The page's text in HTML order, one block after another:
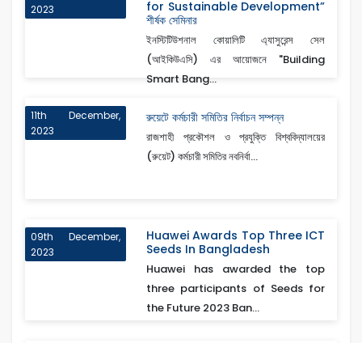
2023
for Sustainable Development”
শীর্ষক সেমিনার
ইনস্টিটিউশনাল কোয়ালিটি এ্যাসুরেন্স সেল
(আইকিউএসি) এর আয়োজনে "Building
Smart Bang...
11th December,
2023
রুয়েটে কর্মচারী সমিতির নির্বাচন সম্পন্ন
রাজশাহী প্রকৌশল ও প্রযুক্তি বিশ্ববিদ্যালয়ের
(রুয়েট) কর্মচারী সমিতির নবনির্বা...
09th December,
2023
Huawei Awards Top Three ICT
Seeds In Bangladesh
Huawei has awarded the top
three participants of Seeds for
the Future 2023 Ban...